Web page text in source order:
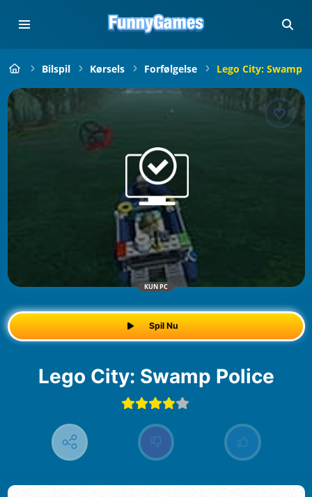
Bilspil Kørsels Forfølgelse Lego City: Swamp
KUN PC
Spil Nu
Lego City: Swamp Police